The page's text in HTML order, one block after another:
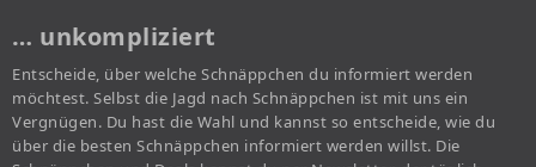
… unkompliziert
Entscheide, über welche Schnäppchen du informiert werden
möchtest. Selbst die Jagd nach Schnäppchen ist mit uns ein
Vergnügen. Du hast die Wahl und kannst so entscheide, wie du
über die besten Schnäppchen informiert werden willst. Die